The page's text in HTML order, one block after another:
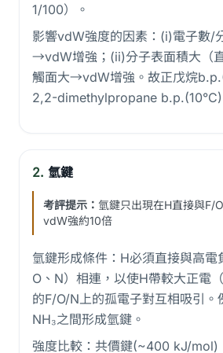
1/100）。
影響vdW強度的因素：(i)電子數/
→vdW增強；(ii)分子表面積大（
觸面大→vdW增強。故正戊烷
2,2-dimethylpropane b.p.(10°C)
2. 氫鍵
考評提示： 氫鍵只出現在H直接與F/
vdW強約10倍
氫鍵形成條件：H必須直接與高電
O、N）相連，以使H帶較大正電
的F/O/N上的孤電子對互相吸引。
NH₃之間形成氫鍵。
強度比較：共價鍵(~400 kJ/